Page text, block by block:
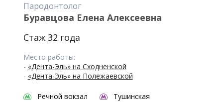
Пародонтолог
Буравцова Елена Алексеевна
Стаж 32 года
Место работы:
- «Дента-Эль» на Сходненской
- «Дента-Эль» на Полежаевской
Речной вокзал
Тушинская